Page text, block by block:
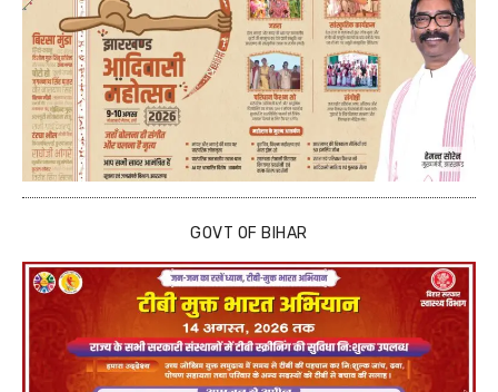
GOVT OF BIHAR